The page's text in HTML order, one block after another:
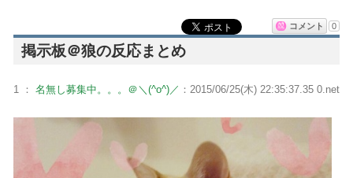
コメント 0
掲示板＠狼の反応まとめ
1 ： 名無し募集中。。。＠＼(^o^)／ ：2015/06/25(木) 22:35:37.35 0.net